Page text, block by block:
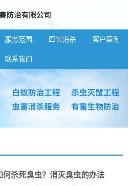
服务范围 四害消杀 客户案例
联系我们
何杀死臭虫？消灭臭虫的办法